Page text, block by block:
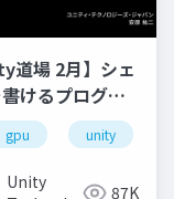
道場 2月】シェ
けるプログラ
う
gpu unity
Unity
87K